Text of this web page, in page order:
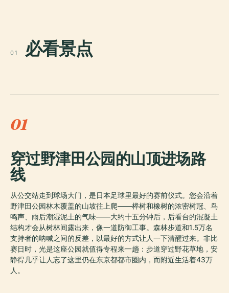
01 必看景点
01
穿过野津田公园的山顶进场路
线
从公交站走到球场大门，是日本足球里最好的赛前仪式。您会沿着
野津田公园林木覆盖的山坡往上爬——榉树和橡树的浓密树冠、鸟
鸣声、雨后潮湿泥土的气味——大约十五分钟后，后看台的混凝土
结构才会从树林间露出来，像一道防御工事。森林步道和1.5万名
支持者的呐喊之间的反差，以最好的方式让人一下清醒过来。非比
赛日时，光是这座公园就值得专程来一趟：步道穿过野花草地，安
静得几乎让人忘了这里仍在东京都都市圈内，而附近生活着43万
人。